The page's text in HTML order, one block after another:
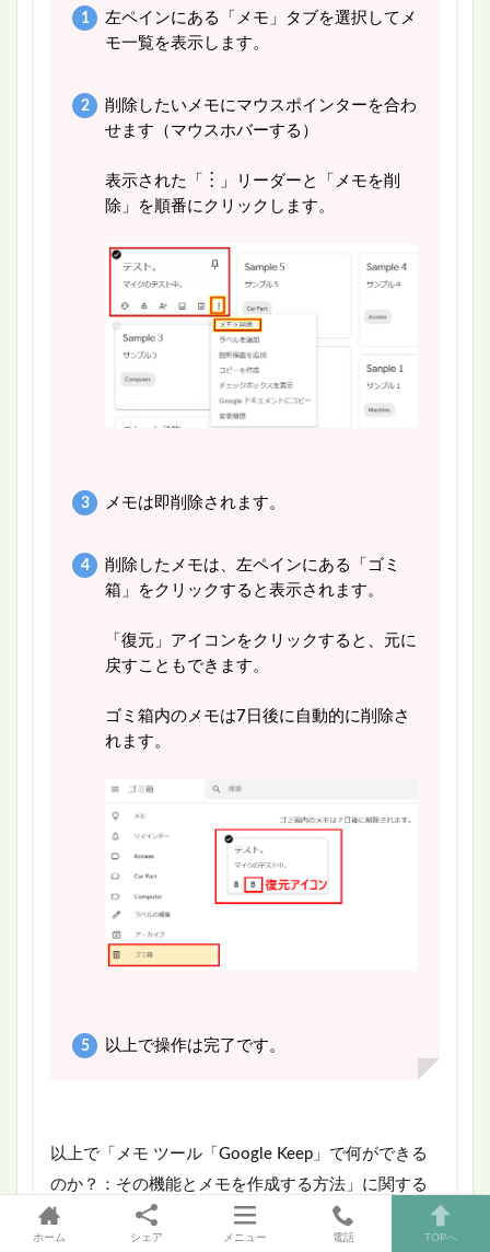
左ペインにある「メモ」タブを選択してメ
モ一覧を表示します。
削除したいメモにマウスポインターを合わ
せます（マウスホバーする）
表示された「︙」リーダーと「メモを削
除」を順番にクリックします。
メモは即削除されます。
削除したメモは、左ペインにある「ゴミ
箱」をクリックすると表示されます。
「復元」アイコンをクリックすると、元に
戻すこともできます。
ゴミ箱内のメモは7日後に自動的に削除さ
れます。
以上で操作は完了です。
以上で「メモ ツール「Google Keep」で何ができる
のか？：その機能とメモを作成する方法」に関する
解説を終わります。
ホーム シェア メニュー 電話 TOPへ